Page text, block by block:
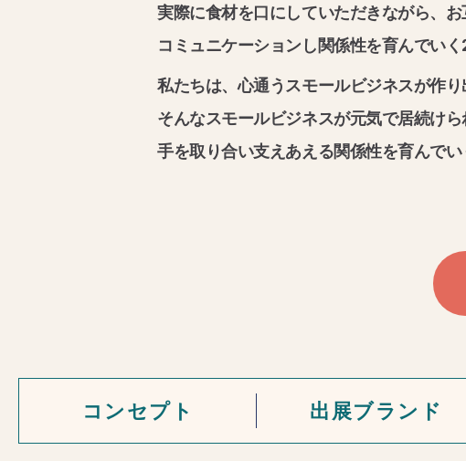
実際に食材を口にしていただきながら、
コミュニケーションし関係性を育んでいく
私たちは、心通うスモールビジネスが作
そんなスモールビジネスが元気で居続け
手を取り合い支えあえる関係性を育んで
コンセプト 出展ブランド